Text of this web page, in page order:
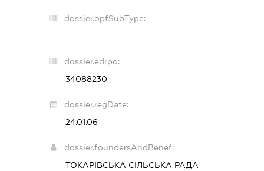
dossier.opfSubType:
-
dossier.edrpo:
34088230
dossier.regDate:
24.01.06
dossier.foundersAndBenef:
ТОКАРІВСЬКА СІЛЬСЬКА РАДА